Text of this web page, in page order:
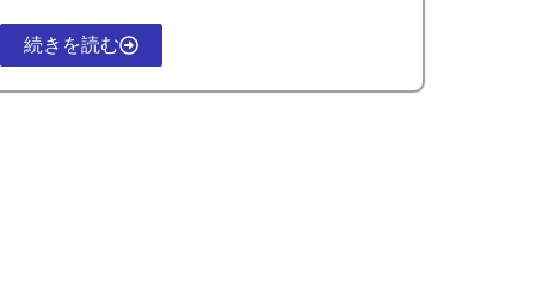
続きを読む